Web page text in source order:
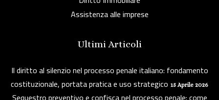
Assistenza alle imprese
Ultimi Articoli
Il diritto al silenzio nel processo penale italiano: fondamento
costituzionale, portata pratica e uso strategico 15 Aprile 2026